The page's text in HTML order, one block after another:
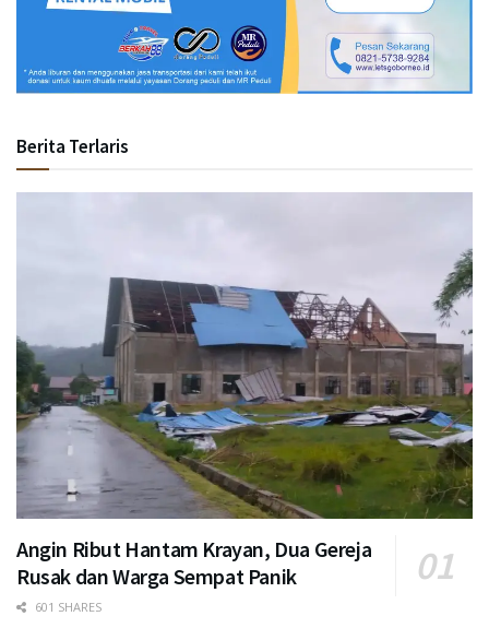
Berita Terlaris
Angin Ribut Hantam Krayan, Dua Gereja
Rusak dan Warga Sempat Panik
601 SHARES